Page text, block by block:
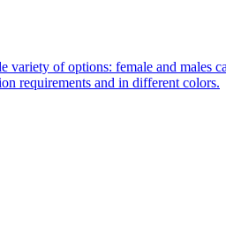
variety of options: female and males
requirements and in different colors.